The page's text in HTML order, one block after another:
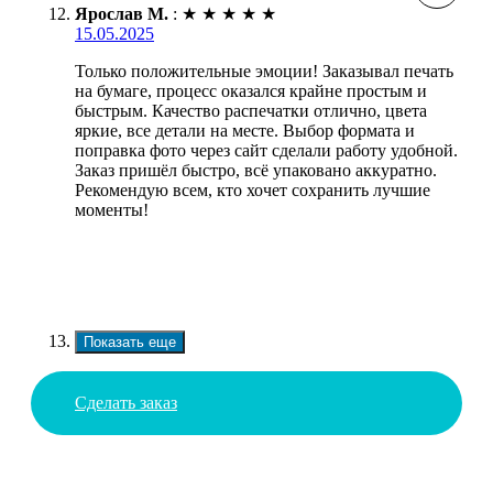
Ярослав М. : ★ ★ ★ ★ ★
15.05.2025
Только положительные эмоции! Заказывал печать
на бумаге, процесс оказался крайне простым и
быстрым. Качество распечатки отлично, цвета
яркие, все детали на месте. Выбор формата и
поправка фото через сайт сделали работу удобной.
Заказ пришёл быстро, всё упаковано аккуратно.
Рекомендую всем, кто хочет сохранить лучшие
моменты!
Показать еще
Сделать заказ